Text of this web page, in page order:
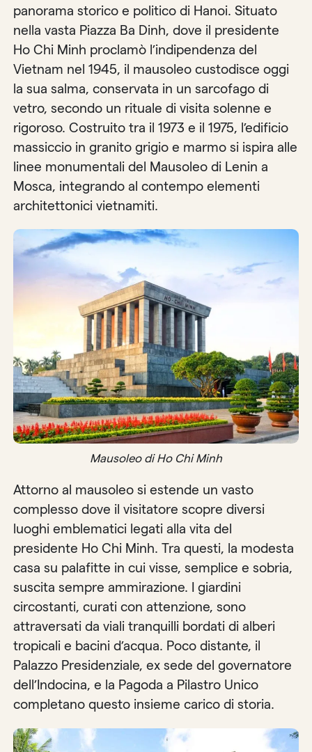
panorama storico e politico di Hanoi. Situato
nella vasta Piazza Ba Dinh, dove il presidente
Ho Chi Minh proclamò l’indipendenza del
Vietnam nel 1945, il mausoleo custodisce oggi
la sua salma, conservata in un sarcofago di
vetro, secondo un rituale di visita solenne e
rigoroso. Costruito tra il 1973 e il 1975, l’edificio
massiccio in granito grigio e marmo si ispira alle
linee monumentali del Mausoleo di Lenin a
Mosca, integrando al contempo elementi
architettonici vietnamiti.
Mausoleo di Ho Chi Minh
Attorno al mausoleo si estende un vasto
complesso dove il visitatore scopre diversi
luoghi emblematici legati alla vita del
presidente Ho Chi Minh. Tra questi, la modesta
casa su palafitte in cui visse, semplice e sobria,
suscita sempre ammirazione. I giardini
circostanti, curati con attenzione, sono
attraversati da viali tranquilli bordati di alberi
tropicali e bacini d’acqua. Poco distante, il
Palazzo Presidenziale, ex sede del governatore
dell’Indocina, e la Pagoda a Pilastro Unico
completano questo insieme carico di storia.